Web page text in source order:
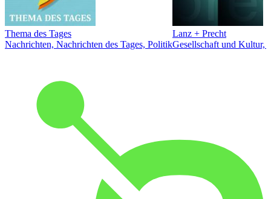
Thema des Tages
Nachrichten, Nachrichten des Tages, Politik
Lanz + Precht
Gesellschaft und Kultur,